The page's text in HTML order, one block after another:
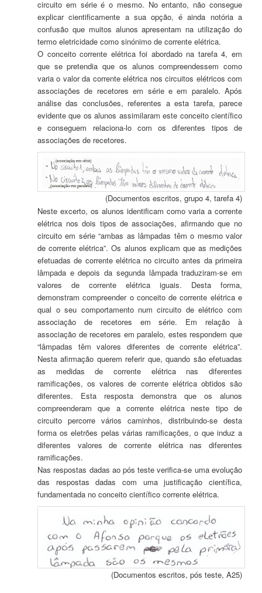
circuito em série é o mesmo. No entanto, não consegue
explicar cientificamente a sua opção, é ainda notória a
confusão que muitos alunos apresentam na utilização do
termo eletricidade como sinónimo de corrente elétrica.
O conceito corrente elétrica foi abordado na tarefa 4, em
que se pretendia que os alunos compreendessem como
varia o valor da corrente elétrica nos circuitos elétricos com
associações de recetores em série e em paralelo. Após
análise das conclusões, referentes a esta tarefa, parece
evidente que os alunos assimilaram este conceito científico
e conseguem relaciona-lo com os diferentes tipos de
associações de recetores.
(Documentos escritos, grupo 4, tarefa 4)
Neste excerto, os alunos identificam como varia a corrente
elétrica nos dois tipos de associações, afirmando que no
circuito em série “ambas as lâmpadas têm o mesmo valor
de corrente elétrica”. Os alunos explicam que as medições
efetuadas de corrente elétrica no circuito antes da primeira
lâmpada e depois da segunda lâmpada traduziram-se em
valores de corrente elétrica iguais. Desta forma,
demonstram compreender o conceito de corrente elétrica e
qual o seu comportamento num circuito de elétrico com
associação de recetores em série. Em relação à
associação de recetores em paralelo, estes respondem que
“lâmpadas têm valores diferentes de corrente elétrica”.
Nesta afirmação querem referir que, quando são efetuadas
as medidas de corrente elétrica nas diferentes
ramificações, os valores de corrente elétrica obtidos são
diferentes. Esta resposta demonstra que os alunos
compreenderam que a corrente elétrica neste tipo de
circuito percorre vários caminhos, distribuindo-se desta
forma os eletrões pelas várias ramificações, o que induz a
diferentes valores de corrente elétrica nas diferentes
ramificações.
Nas respostas dadas ao pós teste verifica-se uma evolução
das respostas dadas com uma justificação científica,
fundamentada no conceito científico corrente elétrica.
(Documentos escritos, pós teste, A25)